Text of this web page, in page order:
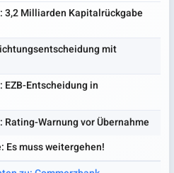
3,2 Milliarden Kapitalrückgabe
mit
Entscheidung in
Rating-Warnung vor Übernahme
Es muss weitergehen!